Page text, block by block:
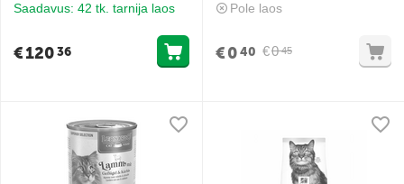
Saadavus: 42 tk. tarnija laos
€12036
Pole laos
€0 45
€040